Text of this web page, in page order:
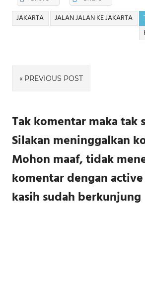
JAKARTA
JALAN JALAN KE JAKARTA
Navigasi
pos
PREVIOUS POST
Tak komentar maka tak
Silakan meninggalkan
Mohon maaf, tidak
komentar dengan
kasih sudah berkunjung